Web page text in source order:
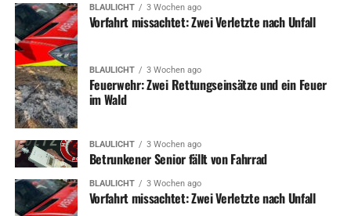
BLAULICHT 3 Wochen ago
Vorfahrt missachtet: Zwei Verletzte nach Unfall
BLAULICHT 3 Wochen ago
Feuerwehr: Zwei Rettungseinsätze und ein Feuer
im Wald
BLAULICHT 3 Wochen ago
Betrunkener Senior fällt von Fahrrad
BLAULICHT 3 Wochen ago
Vorfahrt missachtet: Zwei Verletzte nach Unfall